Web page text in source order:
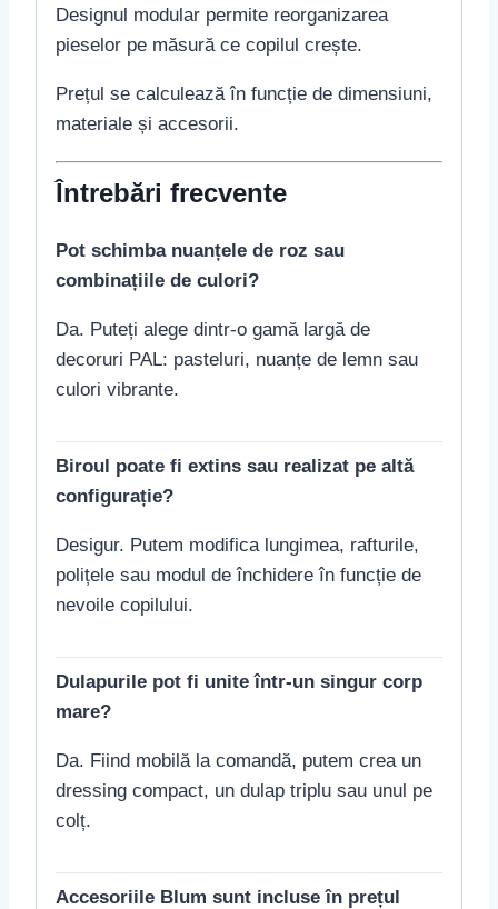
Designul modular permite reorganizarea
pieselor pe măsură ce copilul crește.
Prețul se calculează în funcție de dimensiuni,
materiale și accesorii.
Întrebări frecvente
Pot schimba nuanțele de roz sau
combinațiile de culori?
Da. Puteți alege dintr-o gamă largă de
decoruri PAL: pasteluri, nuanțe de lemn sau
culori vibrante.
Biroul poate fi extins sau realizat pe altă
configurație?
Desigur. Putem modifica lungimea, rafturile,
polițele sau modul de închidere în funcție de
nevoile copilului.
Dulapurile pot fi unite într-un singur corp
mare?
Da. Fiind mobilă la comandă, putem crea un
dressing compact, un dulap triplu sau unul pe
colț.
Accesoriile Blum sunt incluse în prețul